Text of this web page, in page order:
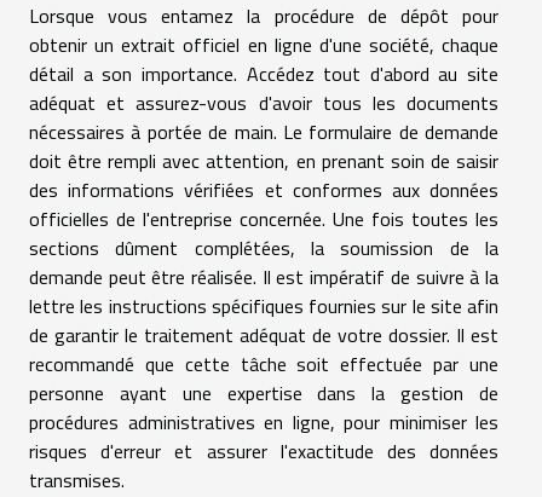
Lorsque vous entamez la procédure de dépôt pour
obtenir un extrait officiel en ligne d'une société, chaque
détail a son importance. Accédez tout d'abord au site
adéquat et assurez-vous d'avoir tous les documents
nécessaires à portée de main. Le formulaire de demande
doit être rempli avec attention, en prenant soin de saisir
des informations vérifiées et conformes aux données
officielles de l'entreprise concernée. Une fois toutes les
sections dûment complétées, la soumission de la
demande peut être réalisée. Il est impératif de suivre à la
lettre les instructions spécifiques fournies sur le site afin
de garantir le traitement adéquat de votre dossier. Il est
recommandé que cette tâche soit effectuée par une
personne ayant une expertise dans la gestion de
procédures administratives en ligne, pour minimiser les
risques d'erreur et assurer l'exactitude des données
transmises.